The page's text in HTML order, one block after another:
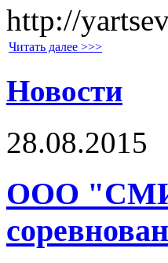
http://
Читать далее >>>
Новости
28.08.2015
ООО